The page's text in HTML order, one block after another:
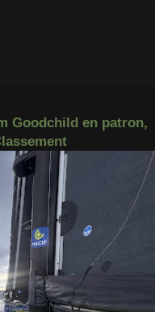
Goodchild en patron,